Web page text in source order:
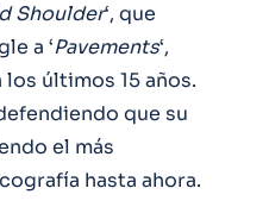
Shoulder‘, que
a ‘Pavements‘,
últimos 15 años.
que su
el más
hasta ahora.